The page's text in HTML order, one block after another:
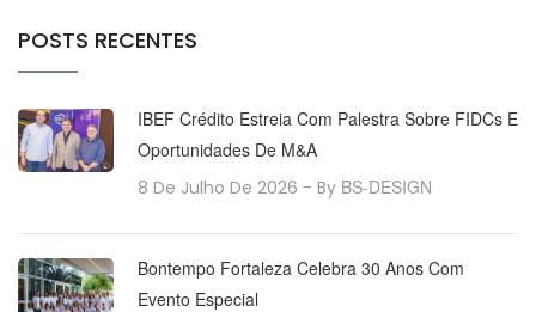
POSTS RECENTES
IBEF Crédito Estreia Com Palestra Sobre FIDCs E
Oportunidades De M&A
8 De Julho De 2026 - By BS-DESIGN
Bontempo Fortaleza Celebra 30 Anos Com
Evento Especial